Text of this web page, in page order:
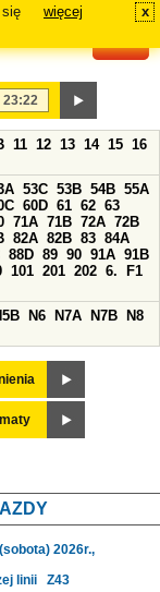
więcej x
11 12 13 14 15 16
53C 53B 54B 55A
60D 61 62 63
71A 71B 72A 72B
82A 82B 83 84A
88D 89 90 91A 91B
101 201 202 6.
F1
N6 N7A N7B
N8
2026r.,
linii
Z43